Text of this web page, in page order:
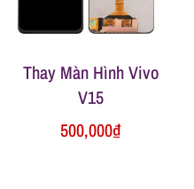
Thay Màn Hình Vivo
V15
500,000₫